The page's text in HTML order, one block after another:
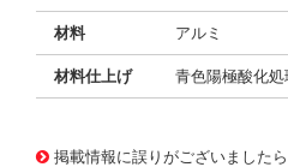
材料 アルミ
材料仕上げ 青色陽極酸化処
掲載情報に誤りがございました